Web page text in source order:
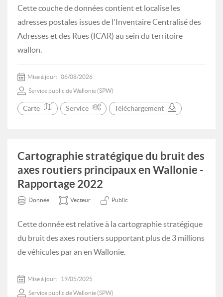
Cette couche de données contient et localise les
adresses postales issues de l'Inventaire Centralisé des
Adresses et des Rues (ICAR) au sein du territoire
wallon.
Mise à jour: 06/08/2026
Service public de Wallonie (SPW)
Carte Service Téléchargement
Cartographie stratégique du bruit des
axes routiers principaux en Wallonie -
Rapportage 2022
Donnée Vecteur Public
Cette donnée est relative à la cartographie stratégique
du bruit des axes routiers supportant plus de 3 millions
de véhicules par an en Wallonie.
Mise à jour: 19/05/2025
Service public de Wallonie (SPW)